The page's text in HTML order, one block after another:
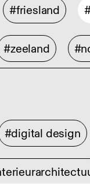
#friesland
#zeeland
#digital design